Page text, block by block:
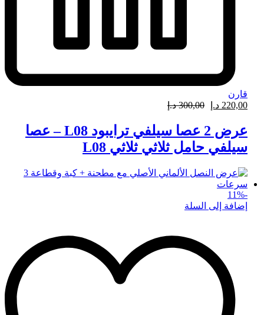
قارن
220,00 د.إ 300,00 د.إ
عرض 2 عصا سيلفي ترايبود L08 – عصا
سيلفي حامل ثلاثي ثلاثي L08
-
11%
إضافة إلى السلة